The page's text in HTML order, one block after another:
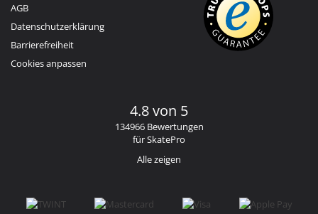
AGB
Datenschutzerklärung
Barrierefreiheit
Cookies anpassen
4.8 von 5
134966 Bewertungen
für SkatePro
Alle zeigen